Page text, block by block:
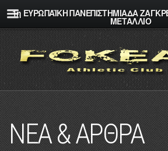
1η ΕΥΡΩΠΑΪΚΗ ΠΑΝΕΠΙΣΤΗΜΙΑΔΑ
ΜΕΤΑΛΛΙΟ
ΝΕΑ & ΑΡΘΡΑ